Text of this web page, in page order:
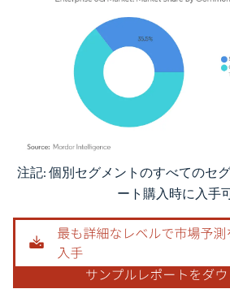
画像 © Mordor Intelligence。再利用にはCC BY
注記: 個別セグメントのすべてのセ
ート購入時に入手